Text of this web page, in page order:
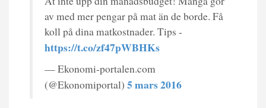
av med mer pengar på mat än de borde. Få
koll på dina matkostnader. Tips -
https://t.co/zf47pWBHKs
— Ekonomi-portalen.com
(@Ekonomiportal) 5 mars 2016